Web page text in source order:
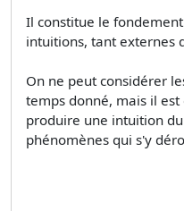
Il constitue le
intuitions, tant externes
On ne peut considérer
temps donné, mais il
produire une intuition
phénomènes qui s'y